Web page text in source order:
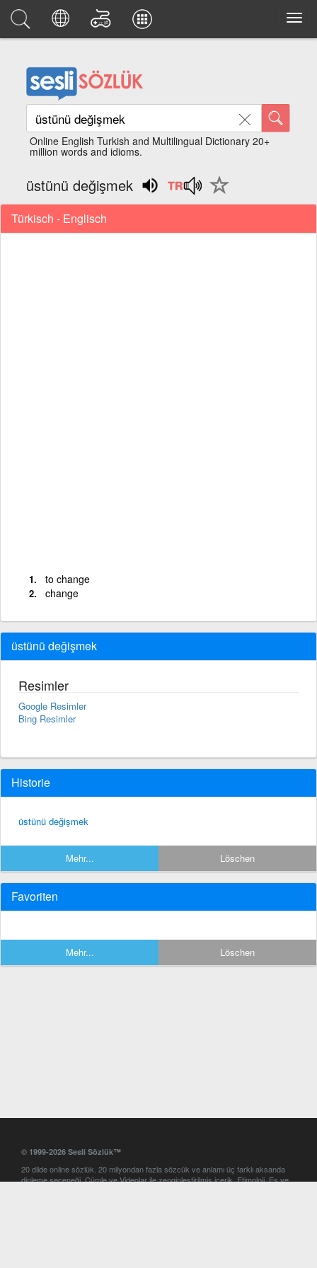
Online English Turkish and Multilingual Dictionary 20+
million words and idioms.
üstünü değişmek
Türkisch - Englisch
to change
change
üstünü değişmek
Resimler
Google Resimler
Bing Resimler
Historie
üstünü değişmek
Mehr... Löschen
Favoriten
Mehr... Löschen
© 1999-2026 Sesli Sözlük™
20 dilde online sözlük. 20 milyondan fazla sözcük ve anlamı üç farklı aksanda
dinleme seçeneği. Cümle ve Videolar ile zenginleştirilmiş içerik. Etimoloji, Eş ve